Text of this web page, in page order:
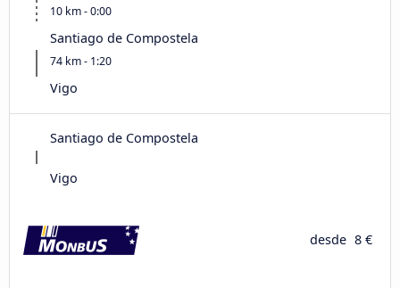
10 km - 0:00
Santiago de Compostela
74 km - 1:20
Vigo
Santiago de Compostela
Vigo
desde 8 €